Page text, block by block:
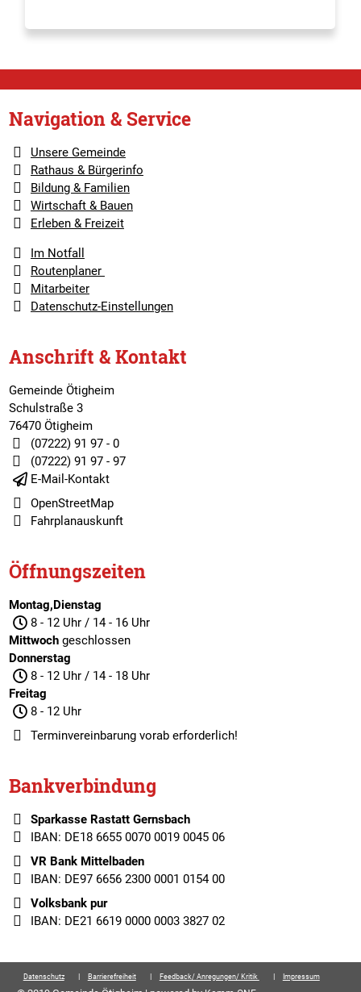
Navigation & Service
Unsere Gemeinde
Rathaus & Bürgerinfo
Bildung & Familien
Wirtschaft & Bauen
Erleben & Freizeit
Im Notfall
Routenplaner
Mitarbeiter
Datenschutz-Einstellungen
Anschrift & Kontakt
Gemeinde Ötigheim
Schulstraße 3
76470 Ötigheim
(07222) 91 97 - 0
(07222) 91 97 - 97
E-Mail-Kontakt
OpenStreetMap
Fahrplanauskunft
Öffnungszeiten
Montag,Dienstag
8 - 12 Uhr / 14 - 16 Uhr
Mittwochgeschlossen
Donnerstag
8 - 12 Uhr / 14 - 18 Uhr
Freitag
8 - 12 Uhr
Terminvereinbarungvorab erforderlich!
Bankverbindung
Sparkasse Rastatt Gernsbach
IBAN: DE18 6655 0070 0019 0045 06
VR Bank Mittelbaden
IBAN: DE97 6656 2300 0001 0154 00
Volksbank pur
IBAN: DE21 6619 0000 0003 3827 02
Datenschutz Barrierefreiheit Feedback/ Anregungen/ Kritik Impressum